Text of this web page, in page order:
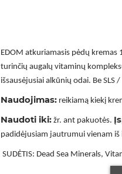
EDOM atkuriamasis pėdų kremas
turinčių augalų vitaminų
išsausėjusiai alkūnių odai. Be SLS
Naudojimas: reikiamą kiekį
Naudoti iki: žr. ant pakuotės.
padidėjusiam jautrumui vienam
SUDĖTIS: Dead Sea Minerals,